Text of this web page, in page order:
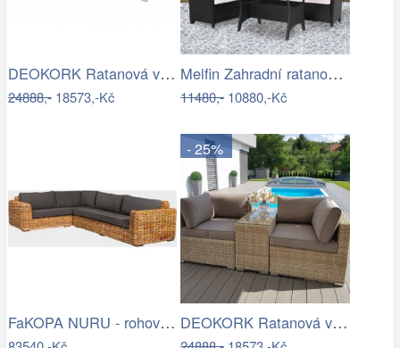
DEOKORK Ratanová variabilní sestava…
24888,-18573,-Kč
Melfin Zahradní ratanová sestava…
11480,-10880,-Kč
FaKOPA NURU - rohová sedačka Becky Mdum
- 25%
DEOKORK Ratanová variabilní sestava…